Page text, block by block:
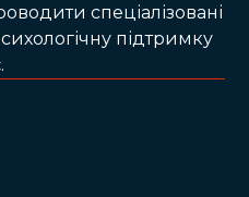
спеціалізовані
підтримку